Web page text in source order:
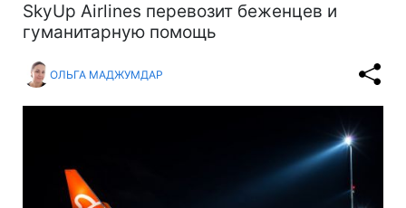
SkyUp Airlines перевозит беженцев и
гуманитарную помощь
ОЛЬГА МАДЖУМДАР